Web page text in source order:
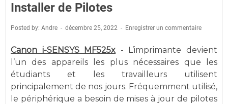
Installer de Pilotes
Posted by: Andre décembre 25, 2022 Enregistrer un commentaire
Canon i-SENSYS MF525x - L’imprimante devient
l’un des appareils les plus nécessaires que les
étudiants et les travailleurs utilisent
principalement de nos jours. Fréquemment utilisé,
le périphérique a besoin de mises à jour de pilotes